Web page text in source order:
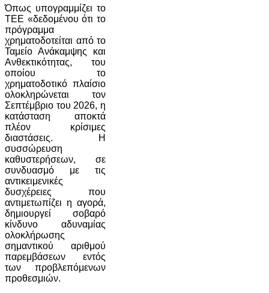
Όπως υπογραμμίζει το
ΤΕΕ «δεδομένου ότι το
πρόγραμμα
χρηματοδοτείται από το
Ταμείο Ανάκαμψης και
Ανθεκτικότητας, του
οποίου το
χρηματοδοτικό πλαίσιο
ολοκληρώνεται τον
Σεπτέμβριο του 2026, η
κατάσταση αποκτά
πλέον κρίσιμες
διαστάσεις. Η
συσσώρευση
καθυστερήσεων, σε
συνδυασμό με τις
αντικειμενικές
δυσχέρειες που
αντιμετωπίζει η αγορά,
δημιουργεί σοβαρό
κίνδυνο αδυναμίας
ολοκλήρωσης
σημαντικού αριθμού
παρεμβάσεων εντός
των προβλεπόμενων
προθεσμιών.